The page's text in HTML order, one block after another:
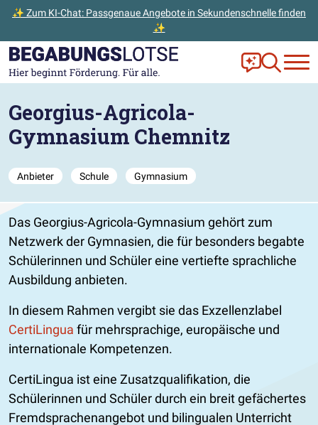
✨ Zum KI-Chat: Passgenaue Angebote in Sekundenschnelle finden
✨
Zum Hauptinhalt der Seite springen
Zur Startseite gehen Frag Ella!
Zur
Georgius-Agricola-
Gymnasium Chemnitz
Anbieter Schule Gymnasium
Das Georgius-Agricola-Gymnasium gehört zum
Netzwerk der Gymnasien, die für besonders begabte
Schülerinnen und Schüler eine vertiefte sprachliche
Ausbildung anbieten.
In diesem Rahmen vergibt sie das Exzellenzlabel
CertiLingua für mehrsprachige, europäische und
internationale Kompetenzen.
CertiLingua ist eine Zusatzqualifikation, die
Schülerinnen und Schüler durch ein breit gefächertes
Fremdsprachenangebot und bilingualen Unterricht